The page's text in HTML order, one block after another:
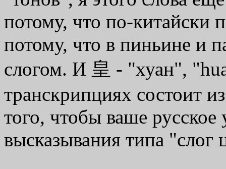
потому, что по-китайски
потому, что в пиньине и
слогом. И 皇 - "хуан",
транскрипциях состоит
того, чтобы ваше
высказывания типа "слог